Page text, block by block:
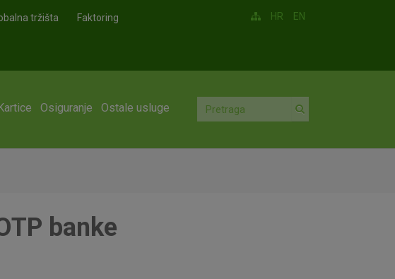
tržišta Faktoring HR EN
Osiguranje Ostale usluge
banke